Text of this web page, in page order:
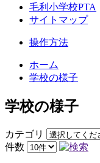
毛利小学校PTA
サイトマップ
操作方法
ホーム
学校の様子
学校の様子
カテゴリ
件数